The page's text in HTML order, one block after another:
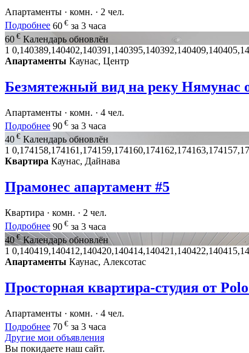
Апартаменты · комн. · 2 чел.
Подробнее 60 € за 3 часа
60 € Календарь обновлён
1
Апартаменты Каунас, Центр
Безмятежный вид на реку Нямунас
Апартаменты · комн. · 4 чел.
Подробнее 90 € за 3 часа
40 € Календарь обновлён
1
Квартира Каунас, Дайнава
Прамонес апартамент #5
Квартира · комн. · 2 чел.
Подробнее 90 € за 3 часа
40€ Календарь обновлён
1
Апартаменты Каунас, Алексотас
Просторная квартира-студия от
Апартаменты · комн. · 4 чел.
Подробнее 70 € за 3 часа
Другие мои объявления
Вы покидаете наш сайт.